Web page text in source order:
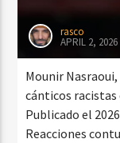
rasco
APRIL 2, 2026
Mounir
cánticos racistas
Publicado el
Reacciones